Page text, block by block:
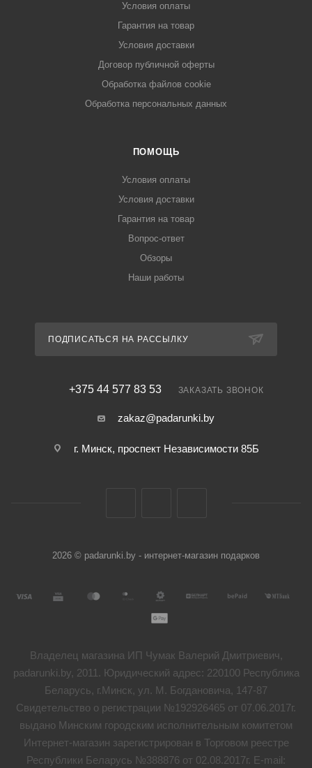
Условия оплаты
Гарантия на товар
Условия доставки
Договор публичной оферты
Обработка файлов cookie
Обработка персональных данных
ПОМОЩЬ
Условия оплаты
Условия доставки
Гарантия на товар
Вопрос-ответ
Обзоры
Наши работы
ПОДПИСАТЬСЯ НА РАССЫЛКУ
+375 44 577 83 53 ЗАКАЗАТЬ ЗВОНОК
zakaz@padarunki.by
г. Минск, проспект Независимости 85Б
2026 © padarunki.by - интернет-магазин подарков
Владелец магазина ИП Чумак Валерий Дмитриевич,
padarunki.by, 2011. Юридический адрес: 220100 Республика
Беларусь, г.Минск, ул. М. Богдановича, 147-87
Свидетельство о регистрации №192926465 от 07.06.2017г.
выдано Минским городским исполнительным комитетом
Интернет-магазин зарегистрирован в Торговом реестре
Республики Беларусь №388876 от 02.08.2017г. E-mail: